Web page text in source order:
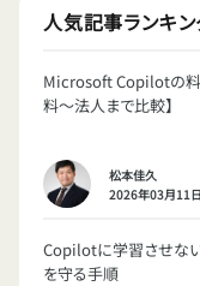
人気記事ランキ
Microsoft Copilotの料
料〜法人まで比較】
松本佳久
2026年03月11日
Copilotに学習させな
を守る手順